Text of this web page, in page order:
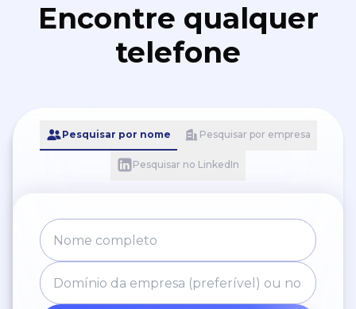
Encontre qualquer
telefone
Pesquisar por nome Pesquisar por empresa
Pesquisar no LinkedIn